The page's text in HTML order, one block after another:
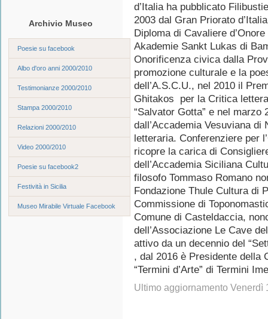
Archivio Museo
Poesie su facebook
Albo d'oro anni 2000/2010
Testimonianze 2000/2010
Stampa 2000/2010
Relazioni 2000/2010
Video 2000/2010
Poesie su facebook2
Festività in Sicilia
Museo Mirabile Virtuale Facebook
d’Italia ha pubblicato
2003 dal Gran Priorato
Diploma di Cavaliere
Akademie Sankt Lukas di
Onorificenza civica dalla
promozione culturale e la
dell’A.S.C.U., nel 2010 il
Ghitakos per la Critica
“Salvator Gotta” e nel marzo
dall’Accademia Vesuviana
letteraria. Conferenziere per
ricopre la carica di
dell’Accademia Siciliana
filosofo Tommaso Romano
Fondazione Thule Cultura di
Commissione di
Comune di Casteldaccia,
dell’Associazione Le Cave
attivo da un decennio del
, dal 2016 è Presidente della
“Termini d’Arte” di Termini
Ultimo aggiornamento Venerdì